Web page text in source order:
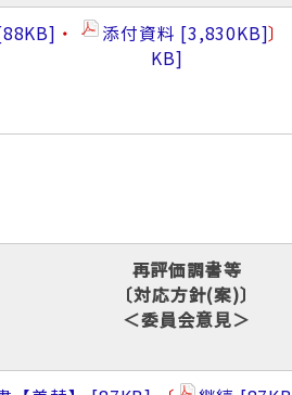
88KB ・ 添付資料 3,830KB 〕
KB
再評価調書等
〔対応方針(案)〕
＜委員会意見＞